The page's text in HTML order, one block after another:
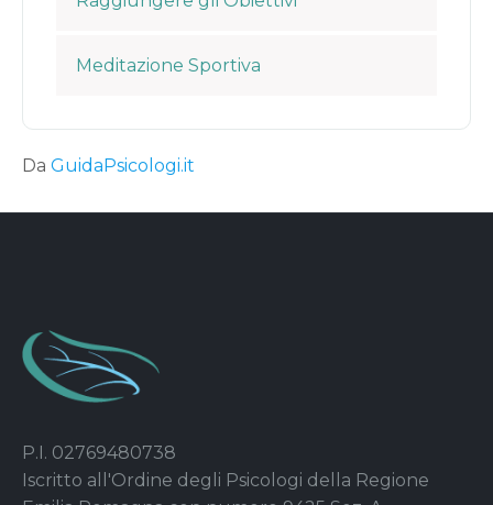
Meditazione Sportiva
Da GuidaPsicologi.it
P.I. 02769480738
Iscritto all'Ordine degli Psicologi della Regione